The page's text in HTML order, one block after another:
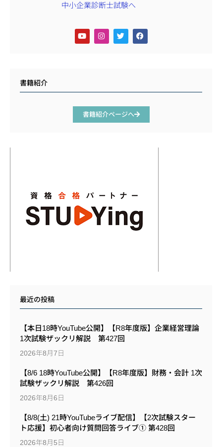
書籍紹介
書籍紹介ページへ
最近の投稿
【本日18時YouTube公開】【R8年度版】企業経営理論
1次試験ザックリ解説 第427回
2026年8月7日
【8/6 18時YouTube公開】【R8年度版】財務・会計 1次
試験ザックリ解説 第426回
2026年8月6日
【8/8(土) 21時YouTubeライブ配信】【2次試験スター
ト応援】初心者向け質問回答ライブ① 第428回
2026年8月5日